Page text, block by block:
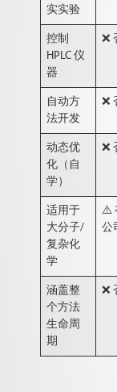
实实验
控制
HPLC 仪
器
❌
自动方
法开发
❌
动态优
化（自
学）
❌
适用于
大分子/
复杂化
学
⚠️
公
涵盖整
个方法
生命周
期
❌